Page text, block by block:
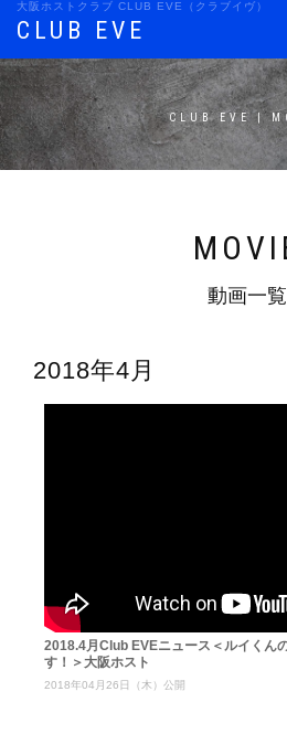
大阪ホストクラブ CLUB EVE（クラブイヴ）
CLUB EVE
CLUB EVE |
動画一覧
2018年4月
2018.4月Club EVEニュース＜ルイくん
す！＞大阪ホスト
2018年04月26日（木）公開